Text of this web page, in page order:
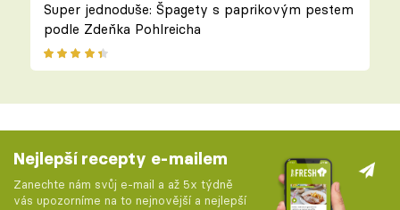
Super jednoduše: Špagety s paprikovým pestem
podle Zdeňka Pohlreicha
Nejlepší recepty e-mailem
Zanechte nám svůj e-mail a až 5x týdně
vás upozorníme na to nejnovější a nejlepší